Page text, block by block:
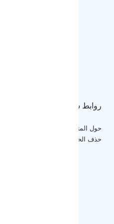
روابط سريعة
حول المتجر
حذف الحساب